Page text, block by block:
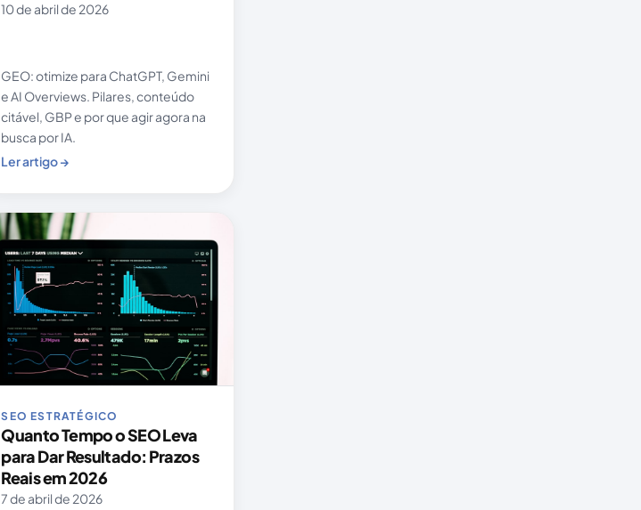
10 de abril de 2026
GEO: otimize para ChatGPT, Gemini
e AI Overviews. Pilares, conteúdo
citável, GBP e por que agir agora na
busca por IA.
Ler artigo →
SEO ESTRATÉGICO
Quanto Tempo o SEO Leva
para Dar Resultado: Prazos
Reais em 2026
7 de abril de 2026